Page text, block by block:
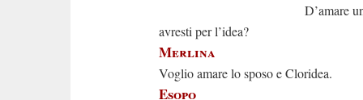
D’amare un
avresti per l’idea?
Merlina
Voglio amare lo sposo e Cloridea.
Esopo